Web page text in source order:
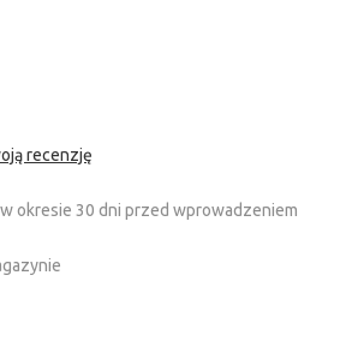
recenzję
okresie 30 dni przed wprowadzeniem